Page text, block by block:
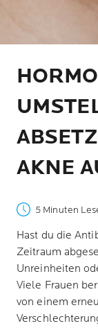
AKNE
5 Minuten
Hast du die
Zeitraum
Unreinheiten
Viele Frauen
von einem